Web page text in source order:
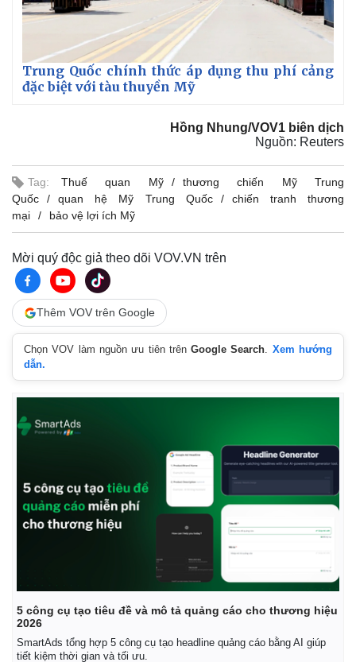
Trung Quốc chính thức áp dụng thu phí cảng
đặc biệt với tàu thuyền Mỹ
Hồng Nhung/VOV1 biên dịch
Nguồn: Reuters
Tag: Thuế quan Mỹ
thương chiến Mỹ Trung
Quốc
quan hệ Mỹ Trung Quốc
chiến tranh thương
mại
bảo vệ lợi ích Mỹ
Mời quý độc giả theo dõi VOV.VN trên
Thêm VOV trên Google
Chọn VOV làm nguồn ưu tiên trênGoogle Search. Xem hướng
dẫn.
5 công cụ tạo tiêu đề và mô tả quảng cáo cho thương hiệu
2026
SmartAds tổng hợp 5 công cụ tạo headline quảng cáo bằng AI giúp
tiết kiệm thời gian và tối ưu.